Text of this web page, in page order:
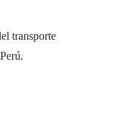
transporte